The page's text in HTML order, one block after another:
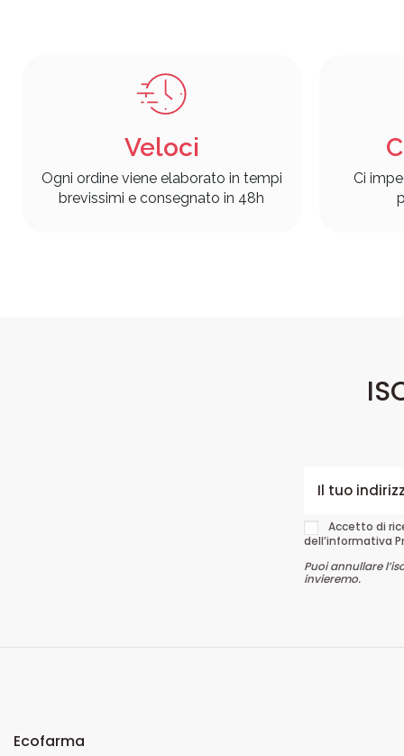
Veloci
Ogni ordine viene elaborato in tempi
brevissimi e consegnato in 48h
Ci
Accetto di
dell’informativa
Puoi annullare
invieremo.
Ecofarma